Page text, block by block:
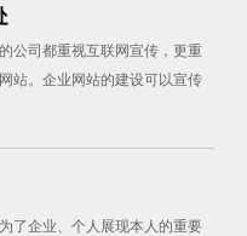
公司都重视互联网宣传，更重
站。企业网站的建设可以宣传
了企业、个人展现本人的重要